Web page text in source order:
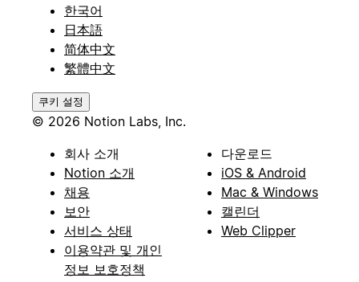
한국어
日本語
简体中文
繁體中文
쿠키 설정
© 2026 Notion Labs, Inc.
회사 소개
Notion 소개
채용
보안
서비스 상태
이용약관 및 개인
정보 보호정책
다운로드
iOS & Android
Mac & Windows
캘린더
Web Clipper